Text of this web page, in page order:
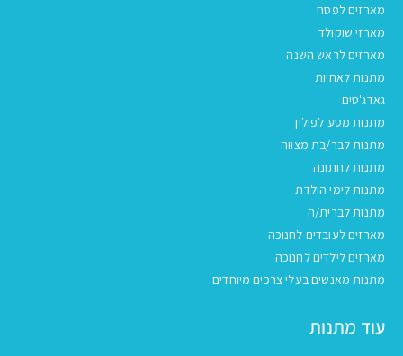
מארזים לפסח
מארזי שוקולד
מארזים לראש השנה
מתנות לאחיות
גאדג'טים
מתנות מסע לפולין
מתנות לבר/בת מצווה
מתנות לחתונה
מתנות לימי הולדת
מתנות לברית/ה
מארזים לעובדים לחנוכה
מארזים לילדים לחנוכה
מתנות מאנשים בעלי צרכים מיוחדים
עוד מתנות